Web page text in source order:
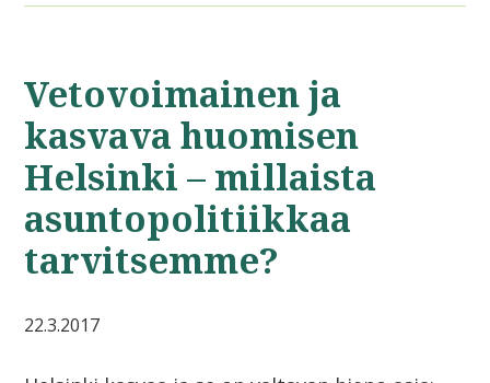
Vetovoimainen ja
kasvava huomisen
Helsinki – millaista
asuntopolitiikkaa
tarvitsemme?
22.3.2017